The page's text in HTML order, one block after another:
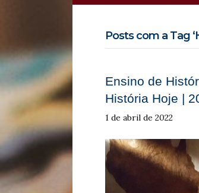
Posts com a Tag
Ensino de
História Hoje |
1 de abril de 2022